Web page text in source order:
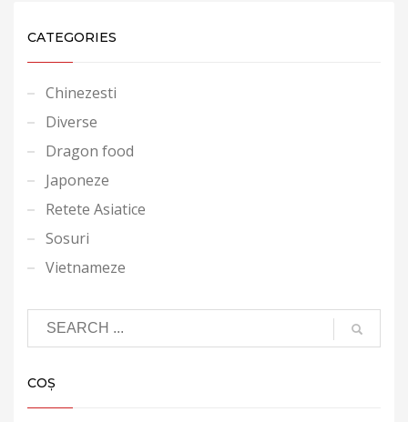
CATEGORIES
Chinezesti
Diverse
Dragon food
Japoneze
Retete Asiatice
Sosuri
Vietnameze
COȘ